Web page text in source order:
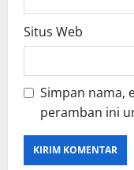
Situs Web
Simpan nama,
peramban ini